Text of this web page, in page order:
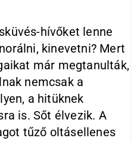
hívőket lenne
kinevetni? Mert
már megtanulták,
nemcsak a
a hitüknek
is. Sőt élvezik. A
tűző oltásellenes